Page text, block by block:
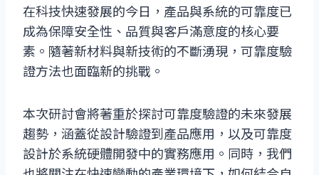
在科技快速發展的今日，產品與系統的可靠度已
成為保障安全性、品質與客戶滿意度的核心要
素。隨著新材料與新技術的不斷湧現，可靠度驗
證方法也面臨新的挑戰。
本次研討會將著重於探討可靠度驗證的未來發展
趨勢，涵蓋從設計驗證到產品應用，以及可靠度
設計於系統硬體開發中的實務應用。同時，我們